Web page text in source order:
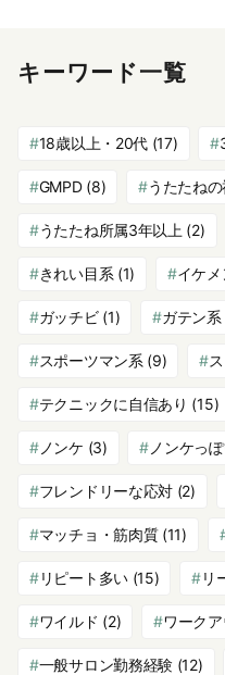
キーワード一覧
18歳以上・20代 (17)
GMPD(8) うたたねの
うたたね所属3年以上 (2)
きれい目系 (1) イケメ
ガッチビ(1) ガテン系
スポーツマン系 (9)
テクニックに自信あり (15)
ノンケ (3) ノンケっ
フレンドリーな応対 (2)
マッチョ・筋肉質(11)
リピート多い(15) リ
ワイルド (2) ワーク
一般サロン勤務経験 (12)